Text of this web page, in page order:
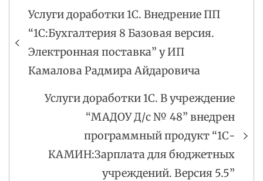
Навигация
по
записям
Услуги доработки 1С. Внедрение ПП
“1С:Бухгалтерия 8 Базовая версия.
Электронная поставка” у ИП
Камалова Радмира Айдаровича
Услуги доработки 1С. В учреждение
“МАДОУ Д/с № 48” внедрен
программный продукт “1С-
КАМИН:Зарплата для бюджетных
учреждений. Версия 5.5”